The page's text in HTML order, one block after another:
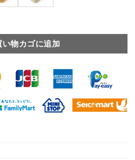
い物カゴに追加